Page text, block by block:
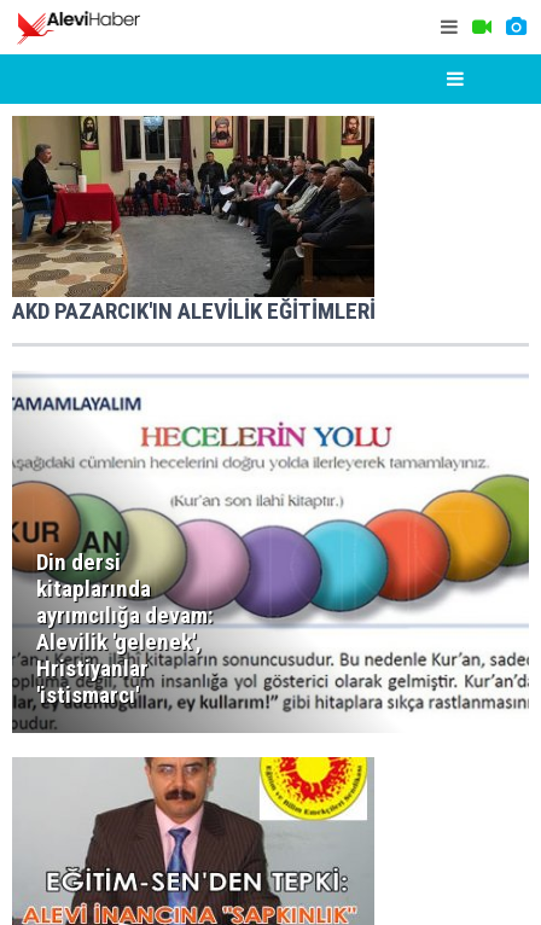
AKD PAZARCIK'IN ALEVİLİK EĞİTİMLERİ
Din dersi
kitaplarında
ayrımcılığa devam:
Alevilik 'gelenek',
Hristiyanlar
'istismarcı'